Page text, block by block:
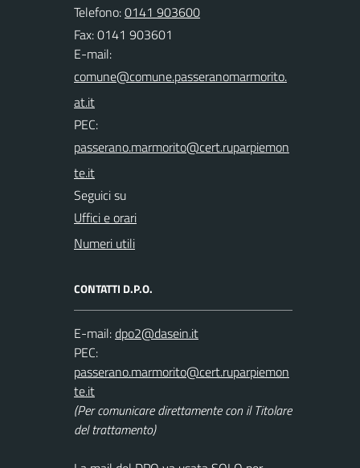
Telefono:0141 903600
Fax: 0141 903601
E-mail:
PEC:
Seguici su
Uffici e orari
Numeri utili
CONTATTI D.P.O.
E-mail:
PEC:
(Per comunicare direttamente con il Titolare
del trattamento)